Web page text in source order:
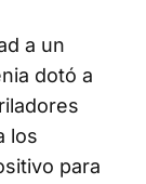
a un
dotó a
los
para